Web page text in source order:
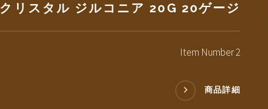
クリスタル ジルコニア 20G 20ゲージ
Item Number 2
商品詳細